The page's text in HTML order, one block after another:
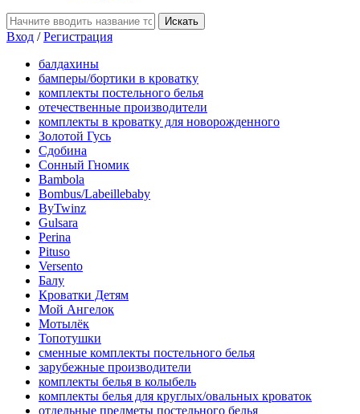
Вход /Регистрация
балдахины
бамперы/бортики в кроватку
комплекты постельного белья
отечественные производители
комплекты в кроватку для новорожденного
Золотой Гусь
Сдобина
Сонный Гномик
Bambola
Bombus/Labeillebaby
ByTwinz
Gulsara
Perina
Pituso
Versento
Балу
Кроватки Детям
Мой Ангелок
Мотылёк
Топотушки
сменные комплекты постельного белья
зарубежные производители
комплекты белья в колыбель
комплекты белья для круглых/овальных кроваток
отдельные предметы постельного белья